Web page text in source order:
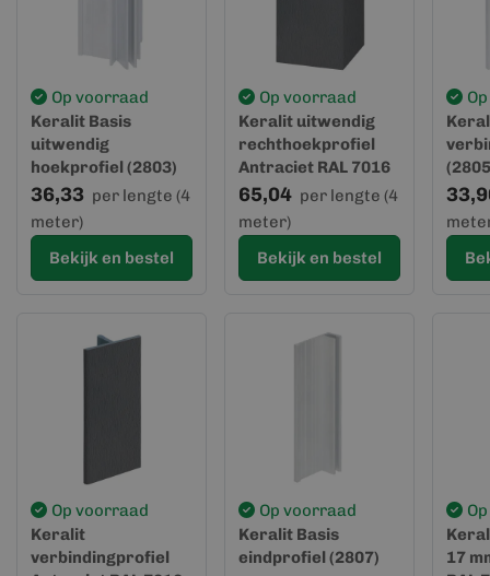
Op voorraad
Keralit Basis
uitwendig
hoekprofiel (2803)
36,33 per lengte (4
meter)
Bekijk en bestel
Op voorraad
Keralit uitwendig
rechthoekprofiel
Antraciet RAL 7016
(2812)
65,04 per lengte (4
meter)
Bekijk en bestel
Op voorraad
Keralit
verbindingprofiel
Op voorraad
Keralit Basis
eindprofiel (2807)
17